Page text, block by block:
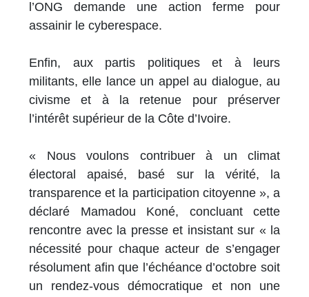
l’ONG demande une action ferme pour
assainir le cyberespace.
Enfin, aux partis politiques et à leurs
militants, elle lance un appel au dialogue, au
civisme et à la retenue pour préserver
l’intérêt supérieur de la Côte d’Ivoire.
« Nous voulons contribuer à un climat
électoral apaisé, basé sur la vérité, la
transparence et la participation citoyenne », a
déclaré Mamadou Koné, concluant cette
rencontre avec la presse et insistant sur « la
nécessité pour chaque acteur de s’engager
résolument afin que l’échéance d’octobre soit
un rendez-vous démocratique et non une